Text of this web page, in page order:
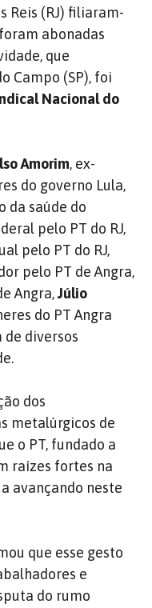
Reis (RJ) filiaram-
abonadas
que
Campo (SP), foi
Nacional do
Amorim, ex-
do governo Lula,
da saúde do
pelo PT do RJ,
pelo PT do RJ,
pelo PT de Angra,
Angra,Júlio
do PT Angra
de diversos
dos
metalúrgicos de
o PT, fundado a
raízes fortes na
avançando neste
que esse gesto
e
do rumo